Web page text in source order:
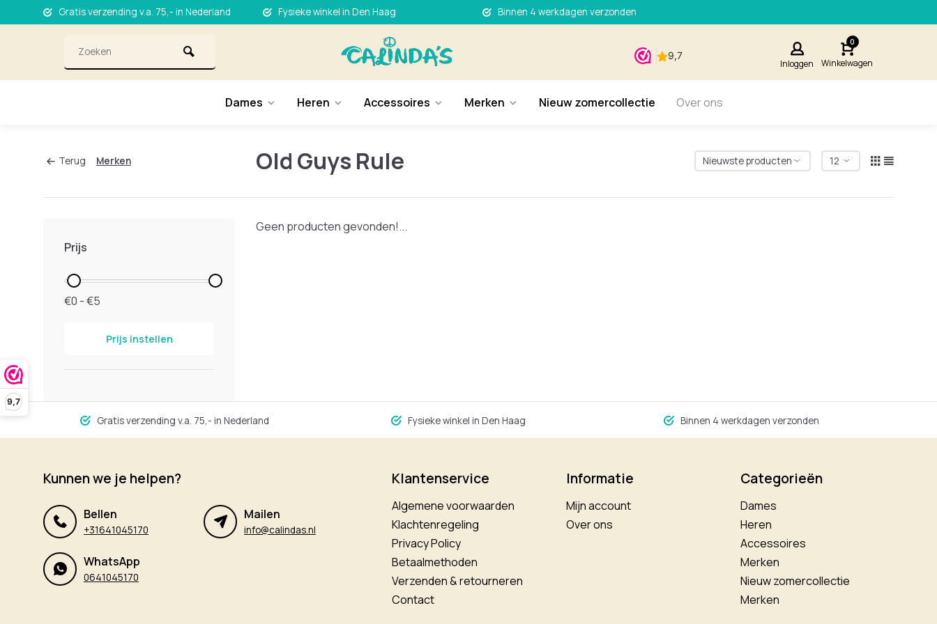
9,7
Gratis verzending v.a. 75,- in Nederland Fysieke winkel in Den Haag Binnen 4 werkdagen verzonden
Inloggen
0
Winkelwagen
Dames Heren Accessoires Merken Nieuw zomercollectie Over ons
Terug Merken Old Guys Rule
Prijs
€0 - €5
Prijs instellen
Geen producten gevonden!...
Gratis verzending v.a. 75,- in Nederland Fysieke winkel in Den Haag Binnen 4 werkdagen verzonden
Kunnen we je helpen?
Bellen
+31641045170
Mailen
info@calindas.nl
WhatsApp
0641045170
Klantenservice
Algemene voorwaarden
Klachtenregeling
Privacy Policy
Betaalmethoden
Verzenden & retourneren
Contact
Informatie
Mijn account
Over ons
Categorieën
Dames
Heren
Accessoires
Merken
Nieuw zomercollectie
Merken